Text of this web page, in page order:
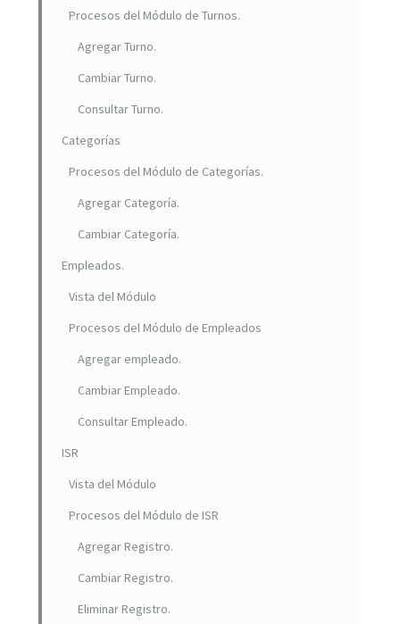
Procesos del Módulo de Turnos.
Agregar Turno.
Cambiar Turno.
Consultar Turno.
Categorías
Procesos del Módulo de Categorías.
Agregar Categoría.
Cambiar Categoría.
Empleados.
Vista del Módulo
Procesos del Módulo de Empleados
Agregar empleado.
Cambiar Empleado.
Consultar Empleado.
ISR
Vista del Módulo
Procesos del Módulo de ISR
Agregar Registro.
Cambiar Registro.
Eliminar Registro.